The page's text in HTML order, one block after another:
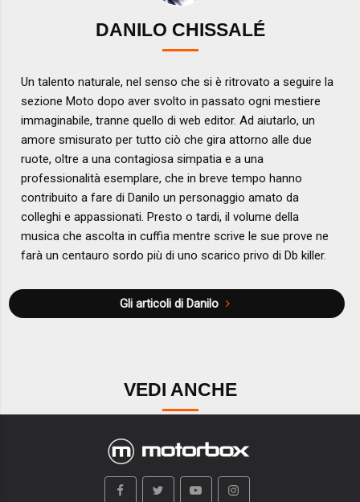
DANILO CHISSALÉ
Un talento naturale, nel senso che si è ritrovato a seguire la
sezione Moto dopo aver svolto in passato ogni mestiere
immaginabile, tranne quello di web editor. Ad aiutarlo, un
amore smisurato per tutto ciò che gira attorno alle due
ruote, oltre a una contagiosa simpatia e a una
professionalità esemplare, che in breve tempo hanno
contribuito a fare di Danilo un personaggio amato da
colleghi e appassionati. Presto o tardi, il volume della
musica che ascolta in cuffia mentre scrive le sue prove ne
farà un centauro sordo più di uno scarico privo di Db killer.
Gli articoli di Danilo
VEDI ANCHE